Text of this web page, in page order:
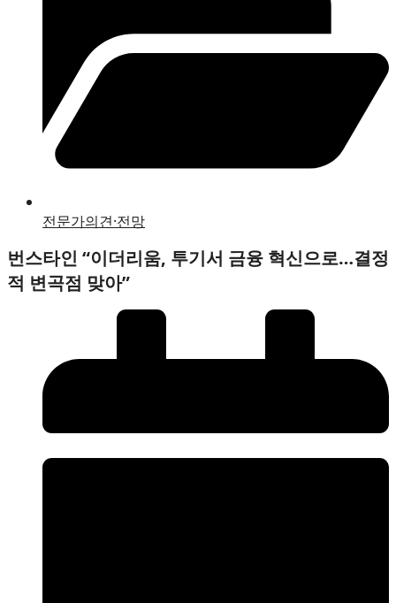
전문가의견·전망
번스타인 “이더리움, 투기서 금융 혁신으로…결정
적 변곡점 맞아”